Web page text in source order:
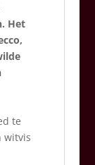
Het
te
witvis